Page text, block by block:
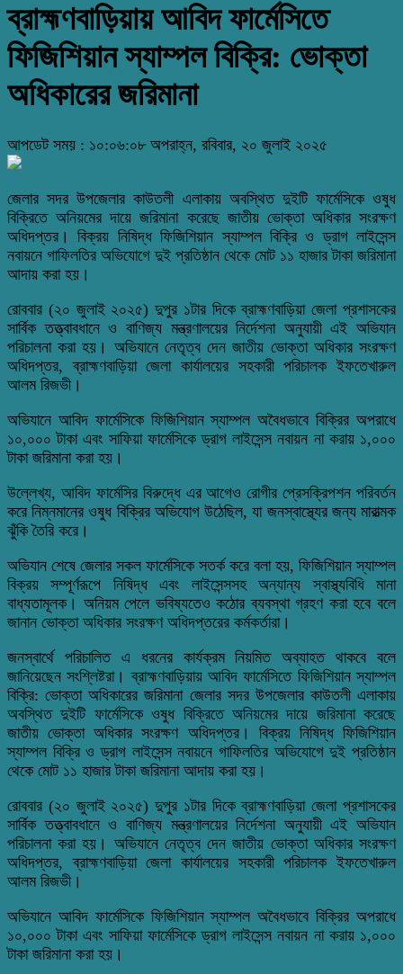
ব্রাহ্মণবাড়িয়ায় আবিদ ফার্মেসিতে
ফিজিশিয়ান স্যাম্পল বিক্রি: ভোক্তা
অধিকারের জরিমানা
আপডেট সময় : ১০:০৬:০৮ অপরাহ্ন, রবিবার, ২০ জুলাই ২০২৫
জেলার সদর উপজেলার কাউতলী এলাকায় অবস্থিত দুইটি ফার্মেসিকে ওষুধ
বিক্রিতে অনিয়মের দায়ে জরিমানা করেছে জাতীয় ভোক্তা অধিকার সংরক্ষণ
অধিদপ্তর। বিক্রয় নিষিদ্ধ ফিজিশিয়ান স্যাম্পল বিক্রি ও ড্রাগ লাইসেন্স
নবায়নে গাফিলতির অভিযোগে দুই প্রতিষ্ঠান থেকে মোট ১১ হাজার টাকা জরিমানা
আদায় করা হয়।
রোববার (২০ জুলাই ২০২৫) দুপুর ১টার দিকে ব্রাহ্মণবাড়িয়া জেলা প্রশাসকের
সার্বিক তত্ত্বাবধানে ও বাণিজ্য মন্ত্রণালয়ের নির্দেশনা অনুযায়ী এই অভিযান
পরিচালনা করা হয়। অভিযানে নেতৃত্ব দেন জাতীয় ভোক্তা অধিকার সংরক্ষণ
অধিদপ্তর, ব্রাহ্মণবাড়িয়া জেলা কার্যালয়ের সহকারী পরিচালক ইফতেখারুল
আলম রিজভী।
অভিযানে আবিদ ফার্মেসিকে ফিজিশিয়ান স্যাম্পল অবৈধভাবে বিক্রির অপরাধে
১০,০০০ টাকা এবং সাফিয়া ফার্মেসিকে ড্রাগ লাইসেন্স নবায়ন না করায় ১,০০০
টাকা জরিমানা করা হয়।
উল্লেখ্য, আবিদ ফার্মেসির বিরুদ্ধে এর আগেও রোগীর প্রেসক্রিপশন পরিবর্তন
করে নিম্নমানের ওষুধ বিক্রির অভিযোগ উঠেছিল, যা জনস্বাস্থ্যের জন্য মারাত্মক
ঝুঁকি তৈরি করে।
অভিযান শেষে জেলার সকল ফার্মেসিকে সতর্ক করে বলা হয়, ফিজিশিয়ান স্যাম্পল
বিক্রয় সম্পূর্ণরূপে নিষিদ্ধ এবং লাইসেন্সসহ অন্যান্য স্বাস্থ্যবিধি মানা
বাধ্যতামূলক। অনিয়ম পেলে ভবিষ্যতেও কঠোর ব্যবস্থা গ্রহণ করা হবে বলে
জানান ভোক্তা অধিকার সংরক্ষণ অধিদপ্তরের কর্মকর্তারা।
জনস্বার্থে পরিচালিত এ ধরনের কার্যক্রম নিয়মিত অব্যাহত থাকবে বলে
জানিয়েছেন সংশ্লিষ্টরা। ব্রাহ্মণবাড়িয়ায় আবিদ ফার্মেসিতে ফিজিশিয়ান স্যাম্পল
বিক্রি: ভোক্তা অধিকারের জরিমানা জেলার সদর উপজেলার কাউতলী এলাকায়
অবস্থিত দুইটি ফার্মেসিকে ওষুধ বিক্রিতে অনিয়মের দায়ে জরিমানা করেছে
জাতীয় ভোক্তা অধিকার সংরক্ষণ অধিদপ্তর। বিক্রয় নিষিদ্ধ ফিজিশিয়ান
স্যাম্পল বিক্রি ও ড্রাগ লাইসেন্স নবায়নে গাফিলতির অভিযোগে দুই প্রতিষ্ঠান
থেকে মোট ১১ হাজার টাকা জরিমানা আদায় করা হয়।
রোববার (২০ জুলাই ২০২৫) দুপুর ১টার দিকে ব্রাহ্মণবাড়িয়া জেলা প্রশাসকের
সার্বিক তত্ত্বাবধানে ও বাণিজ্য মন্ত্রণালয়ের নির্দেশনা অনুযায়ী এই অভিযান
পরিচালনা করা হয়। অভিযানে নেতৃত্ব দেন জাতীয় ভোক্তা অধিকার সংরক্ষণ
অধিদপ্তর, ব্রাহ্মণবাড়িয়া জেলা কার্যালয়ের সহকারী পরিচালক ইফতেখারুল
আলম রিজভী।
অভিযানে আবিদ ফার্মেসিকে ফিজিশিয়ান স্যাম্পল অবৈধভাবে বিক্রির অপরাধে
১০,০০০ টাকা এবং সাফিয়া ফার্মেসিকে ড্রাগ লাইসেন্স নবায়ন না করায় ১,০০০
টাকা জরিমানা করা হয়।